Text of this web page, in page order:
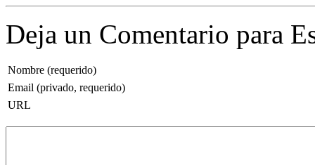
Deja un Comentario para
Nombre (requerido)
Email (privado, requerido)
URL